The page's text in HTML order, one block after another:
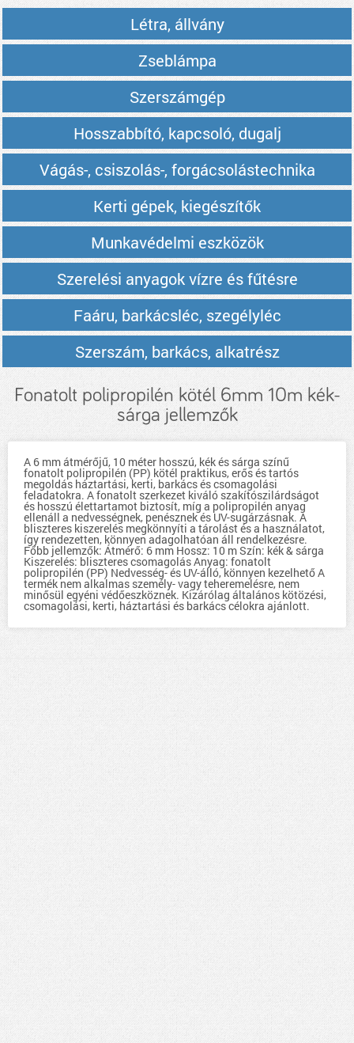
Létra, állvány
Zseblámpa
Szerszámgép
Hosszabbító, kapcsoló, dugalj
Vágás-, csiszolás-, forgácsolástechnika
Kerti gépek, kiegészítők
Munkavédelmi eszközök
Szerelési anyagok vízre és fűtésre
Faáru, barkácsléc, szegélyléc
Szerszám, barkács, alkatrész
Fonatolt polipropilén kötél 6mm 10m kék-
sárga jellemzők
A 6 mm átmérőjű, 10 méter hosszú, kék és sárga színű
fonatolt polipropilén (PP) kötél praktikus, erős és tartós
megoldás háztartási, kerti, barkács és csomagolási
feladatokra. A fonatolt szerkezet kiváló szakítószilárdságot
és hosszú élettartamot biztosít, míg a polipropilén anyag
ellenáll a nedvességnek, penésznek és UV-sugárzásnak. A
bliszteres kiszerelés megkönnyíti a tárolást és a használatot,
így rendezetten, könnyen adagolhatóan áll rendelkezésre.
Főbb jellemzők: Átmérő: 6 mm Hossz: 10 m Szín: kék & sárga
Kiszerelés: bliszteres csomagolás Anyag: fonatolt
polipropilén (PP) Nedvesség- és UV-álló, könnyen kezelhető A
termék nem alkalmas személy- vagy teheremelésre, nem
minősül egyéni védőeszköznek. Kizárólag általános kötözési,
csomagolási, kerti, háztartási és barkács célokra ajánlott.